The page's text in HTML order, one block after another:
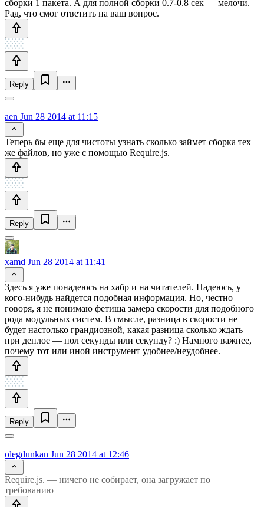
сборки 1 пакета. А для полной сборки 0.7-0.8 сек — мелочи.
Рад, что смог ответить на ваш вопрос.
Reply
aen Jun 28 2014 at 11:15
Теперь бы еще для чистоты узнать сколько займет сборка тех
же файлов, но уже с помощью Require.js.
Reply
xamd Jun 28 2014 at 11:41
Здесь я уже понадеюсь на хабр и на читателей. Надеюсь, у
кого-нибудь найдется подобная информация. Но, честно
говоря, я не понимаю фетиша замера скорости для подобного
рода модульных систем. В смысле, разница в скорости не
будет настолько грандиозной, какая разница сколько ждать
при деплое — пол секунды или секунду? :) Намного важнее,
почему тот или иной инструмент удобнее/неудобнее.
Reply
olegdunkan Jun 28 2014 at 12:46
Require.js. — ничего не собирает, она загружает по
требованию